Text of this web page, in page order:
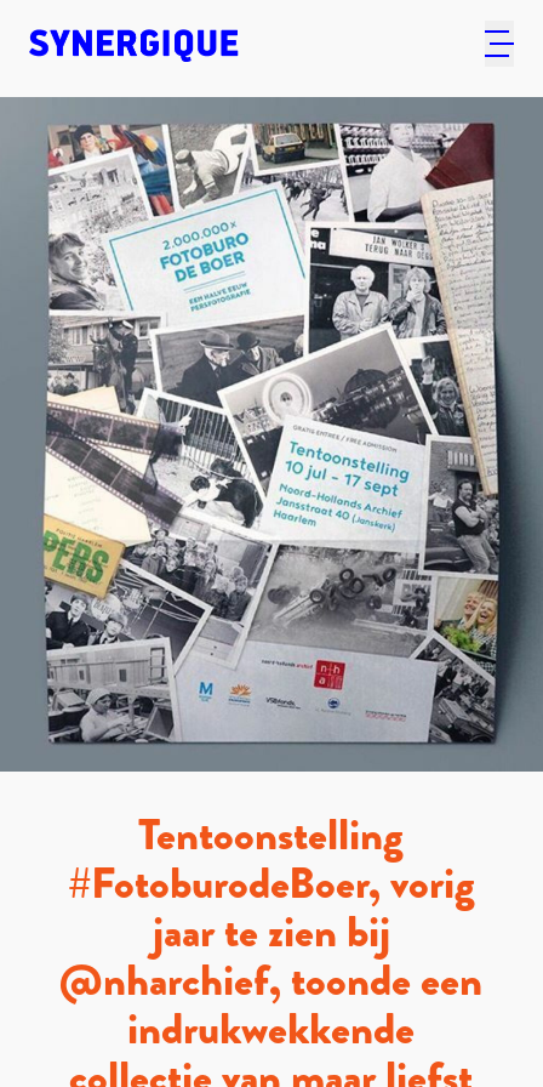
Tentoonstelling
#FotoburodeBoer, vorig
jaar te zien bij
@nharchief, toonde een
indrukwekkende